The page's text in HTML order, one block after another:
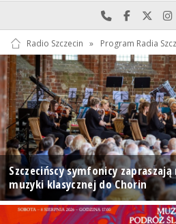
Najlepiej po
Radio Szczecin » Program Radia
Szczecińscy symfonicy
muzyki klasycznej do Chorin